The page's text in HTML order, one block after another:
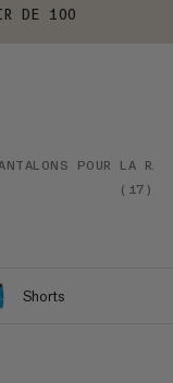
DE 100
POUR LA
( 17 )
Shorts